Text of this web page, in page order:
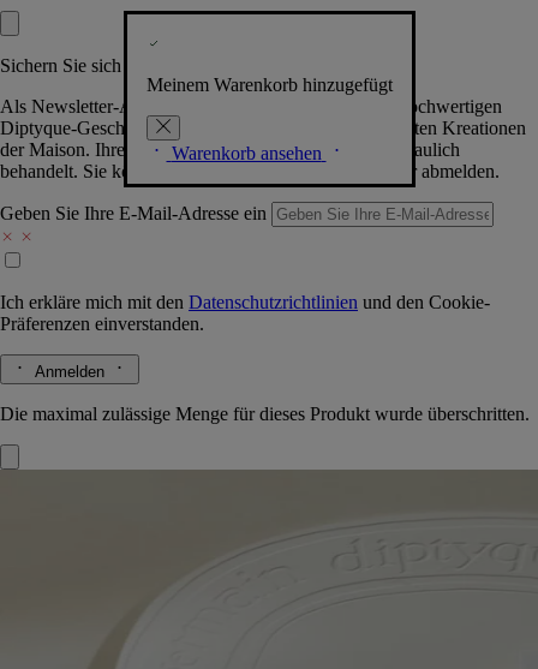
Meinem Warenkorb hinzugefügt
Warenkorb ansehen
Sichern Sie sich exklusive Vorteile
Als Newsletter-Abonnent.in erhalten Sie Zugang zu hochwertigen
Diptyque-Geschenken, Events & News über die neuesten Kreationen
der Maison. Ihre Daten werden selbstverständlich vertraulich
behandelt. Sie können sich jederzeit problemlos wieder abmelden.
Geben Sie Ihre E-Mail-Adresse ein
Ich erkläre mich mit den Datenschutzrichtlinien und den Cookie-
Präferenzen einverstanden.
Anmelden
Die maximal zulässige Menge für dieses Produkt wurde überschritten.